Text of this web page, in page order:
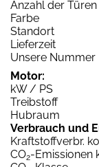
Anzahl der Türen
Farbe
Standort
Lieferzeit
Unsere Nummer
Motor:
kW / PS
Treibstoff
Hubraum
Verbrauch und
Kraftstoffverbr.
CO2-Emissionen